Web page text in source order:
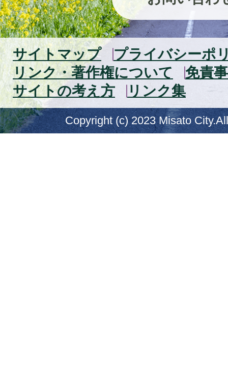
サイトマップ
プライバシーポ
リンク・著作権について
免責
サイトの考え方
リンク集
Copyright (c) 2023 Misato